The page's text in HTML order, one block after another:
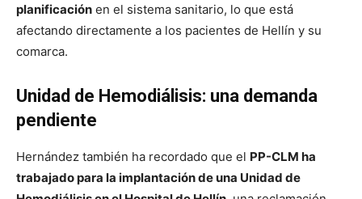
planificación en el sistema sanitario, lo que está
afectando directamente a los pacientes de Hellín y su
comarca.
Unidad de Hemodiálisis: una demanda
pendiente
Hernández también ha recordado que el PP-CLM ha
trabajado para la implantación de una Unidad de